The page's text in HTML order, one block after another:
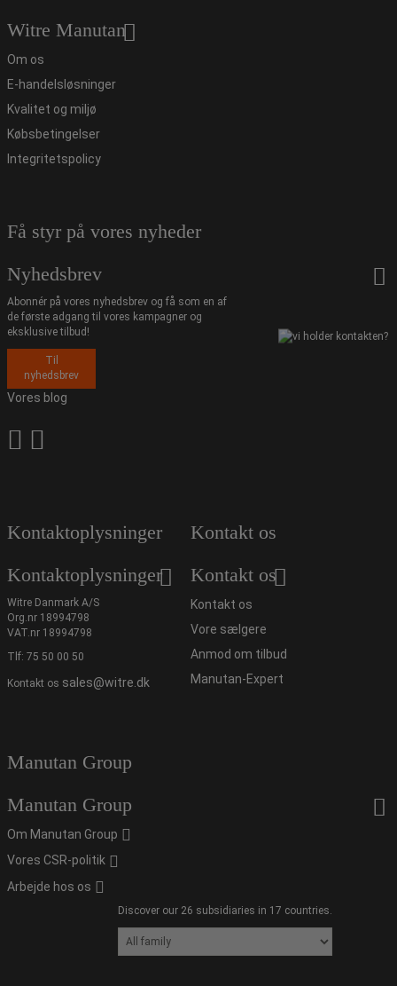
Witre Manutan
Om os
E-handelsløsninger
Kvalitet og miljø
Købsbetingelser
Integritetspolicy
Få styr på vores nyheder
Nyhedsbrev
Abonnér på vores nyhedsbrev og få som en af
de første adgang til vores kampagner og
eksklusive tilbud!
Til
nyhedsbrev
Vores blog
Kontaktoplysninger
Kontaktoplysninger
Witre Danmark A/S
Org.nr 18994798
VAT.nr 18994798
Tlf: 75 50 00 50
Kontakt os sales@witre.dk
Kontakt os
Kontakt os
Kontakt os
Vore sælgere
Anmod om tilbud
Manutan-Expert
Manutan Group
Manutan Group
Om Manutan Group
Vores CSR-politik
Arbejde hos os
Discover our 26 subsidiaries in 17 countries.